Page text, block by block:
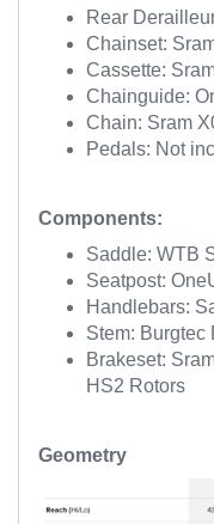
Rear
Chainset:
Cassette:
Chainguide:
Chain: Sram
Pedals: Not
Components:
Saddle: WTB
Seatpost:
Handlebars:
Stem: Burgtec
Brakeset:
HS2 Rotors
Geometry